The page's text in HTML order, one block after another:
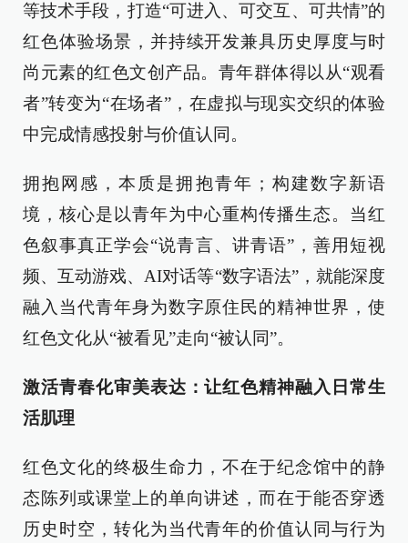
等技术手段，打造“可进入、可交互、可共情”的
红色体验场景，并持续开发兼具历史厚度与时
尚元素的红色文创产品。青年群体得以从“观看
者”转变为“在场者”，在虚拟与现实交织的体验
中完成情感投射与价值认同。
拥抱网感，本质是拥抱青年；构建数字新语
境，核心是以青年为中心重构传播生态。当红
色叙事真正学会“说青言、讲青语”，善用短视
频、互动游戏、AI对话等“数字语法”，就能深度
融入当代青年身为数字原住民的精神世界，使
红色文化从“被看见”走向“被认同”。
激活青春化审美表达：让红色精神融入日常生
活肌理
红色文化的终极生命力，不在于纪念馆中的静
态陈列或课堂上的单向讲述，而在于能否穿透
历史时空，转化为当代青年的价值认同与行为